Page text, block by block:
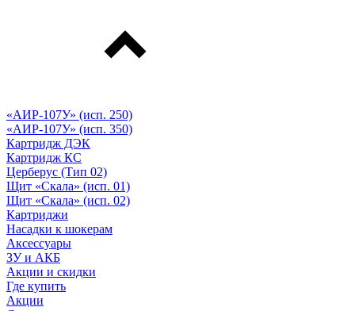
«АИР-107У» (исп. 250)
«АИР-107У» (исп. 350)
Картридж ДЭК
Картридж КС
Церберус (Тип 02)
Щит «Скала» (исп. 01)
Щит «Скала» (исп. 02)
Картриджи
Насадки к шокерам
Аксессуары
ЗУ и АКБ
Акции и скидки
Где купить
Акции